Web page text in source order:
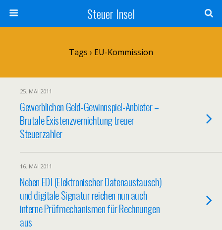
Steuer Insel
Tags › EU-Kommission
25. MAI 2011
Gewerblichen Geld-Gewinnspiel-Anbieter –
Brutale Existenzvernichtung treuer
Steuerzahler
16. MAI 2011
Neben EDI (Elektronischer Datenaustausch)
und digitale Signatur reichen nun auch
interne Prüfmechanismen für Rechnungen
aus